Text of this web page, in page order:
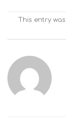
This entry